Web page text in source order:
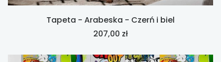
Tapeta - Arabeska - Czerń i biel
Cena
207,00 zł